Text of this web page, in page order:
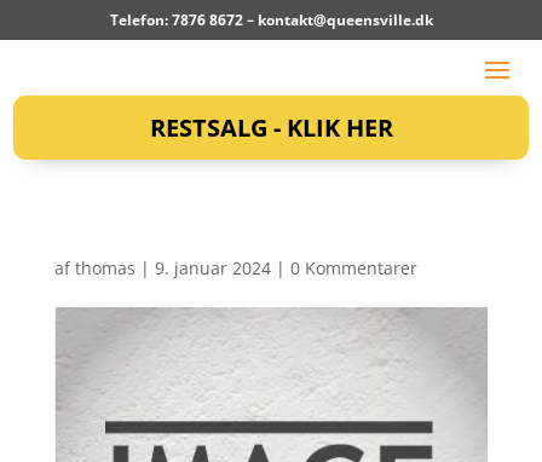
Telefon: 7876 8672 – kontakt@queensville.dk
RESTSALG - KLIK HER
afthomas | 9. januar 2024| 0 Kommentarer